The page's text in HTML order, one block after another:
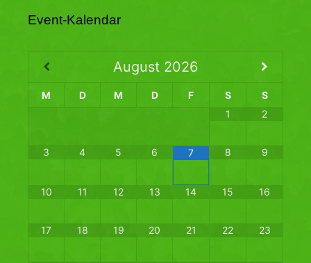
Event-Kalendar
August 2026
M D M D F S
S
1
2
3 4 5 6 7 8 9
10 11 12 13 14 15 16
17 18 19 20 21 22 23